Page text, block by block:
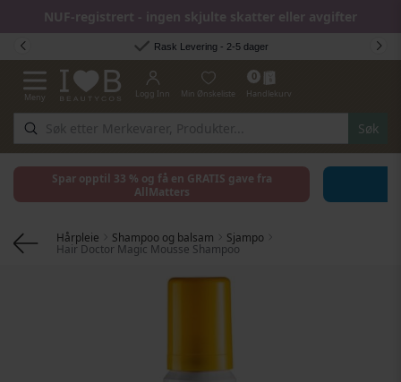
NUF-registrert - ingen skjulte skatter eller avgifter
Hopp til innhold
Rask Levering - 2-5 dager
Toggle Nav
Meny
Søk
Logg Inn Min Ønskeliste
0
Handlekurv
Spar opptil 33 % og få en GRATIS gave fra
AllMatters
Hårpleie Shampoo og balsam
Sjampo
Hair Doctor Magic Mousse Shampoo